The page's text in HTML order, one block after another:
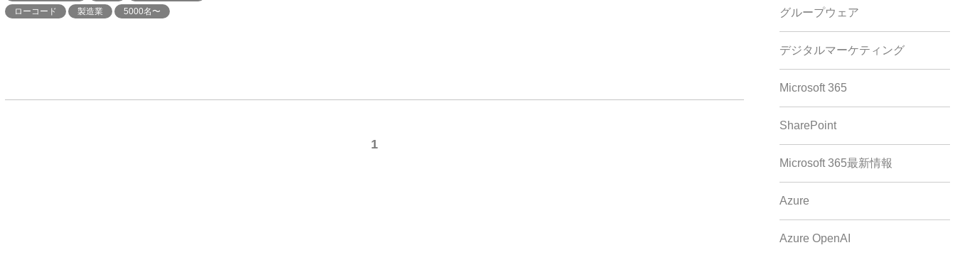
ローコード
製造業 5000名〜
1
グループウェア
デジタルマーケティング
Microsoft 365
SharePoint
Microsoft 365最新情報
Azure
Azure OpenAI